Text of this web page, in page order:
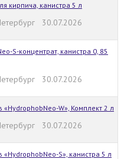
кирпича, канистра 5 л
30.07.2026
S-концентрат, канистра 0, 85
30.07.2026
W», Комплект 2 л
30.07.2026
S», канистра 5 л